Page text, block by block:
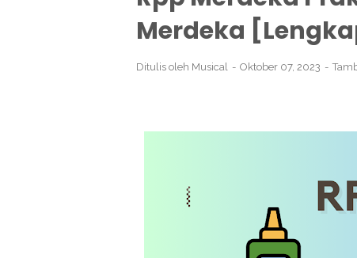
Merdeka
Ditulis oleh Musical Oktober 07, 2023